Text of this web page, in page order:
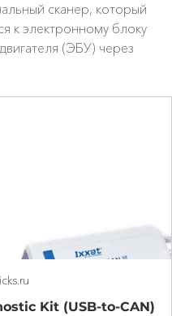
сканер, который
к электронному блоку
(ЭБУ) через
Kit (USB-to-CAN)